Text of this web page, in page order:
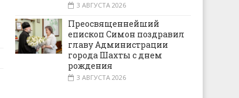
3 АВГУСТА 2026
Преосвященнейший
епископ Симон поздравил
главу Администрации
города Шахты с днем
рождения
3 АВГУСТА 2026